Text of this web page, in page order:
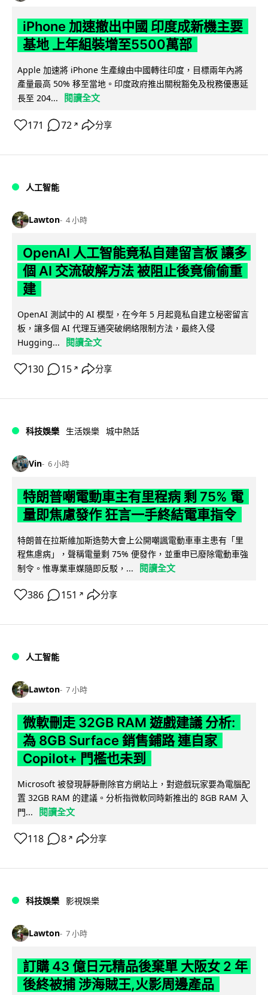
iPhone 加速撤出中國 印度成新機主要
基地 上年組裝增至5500萬部
Apple 加速將 iPhone 生產線由中國轉往印度，目標兩年內將
產量最高 50% 移至當地。印度政府推出關稅豁免及稅務優惠延
長至 204...
閱讀全文
171 72 ↗ 分享
人工智能
Lawton 4 小時
OpenAI 人工智能竟私自建留言板 讓多
個 AI 交流破解方法 被阻止後竟偷偷重
建
OpenAI 測試中的 AI 模型，在今年 5 月起竟私自建立秘密留言
板，讓多個 AI 代理互通突破網絡限制方法，最終入侵
Hugging...
閱讀全文
130 15 ↗ 分享
科技娛樂 生活娛樂 城中熱話
Vin 6 小時
特朗普嘲電動車主有里程病 剩 75% 電
量即焦慮發作 狂言一手終結電車指令
特朗普在拉斯維加斯造勢大會上公開嘲諷電動車車主患有「里
程焦慮病」，聲稱電量剩 75% 便發作，並重申已廢除電動車強
制令。惟專業車媒隨即反駁，...
閱讀全文
386 151 ↗ 分享
人工智能
Lawton 7 小時
微軟刪走 32GB RAM 遊戲建議 分析:
為 8GB Surface 銷售鋪路 連自家
Copilot+ 門檻也未到
Microsoft 被發現靜靜刪除官方網站上，對遊戲玩家要為電腦配
置 32GB RAM 的建議。分析指微軟同時新推出的 8GB RAM 入
門...
閱讀全文
118 8 ↗ 分享
科技娛樂 影視娛樂
Lawton 7 小時
訂購 43 億日元精品後棄單 大阪女 2 年
後終被捕 涉海賊王,火影周邊產品